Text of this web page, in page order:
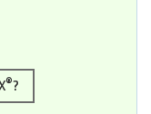
®?